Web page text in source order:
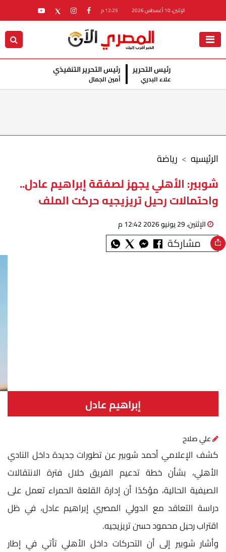
الإثنين، 10 أغسطس 2026
رئيس التحرير
علاء البدري
رئيس التحرير التنفيذي
أمين الجمال
رياضة الرئيسيه
شوبير: الأهلي يجهز لصفقة إبراهيم عادل..
واحتمالات رحيل تريزيجيه حركت الملف
الإثنين، 29 يونيو 2026 12:42 م
مشاركة
إبراهيم عادل
علي صلاح
كشف الإعلامي أحمد شوبير عن تطورات جديدة داخل النادي
الأهلي، بشأن خطة تدعيم الفريق خلال فترة الانتقالات
الصيفية الحالية، مؤكدًا أن إدارة القلعة الحمراء تعمل على
دراسة التعاقد مع الدولي المصري إبراهيم عادل، في ظل
اقتراب رحيل محمود حسن تريزيجيه.
وأشار شوبير إلى أن التحركات داخل الأهلي تأتي في إطار